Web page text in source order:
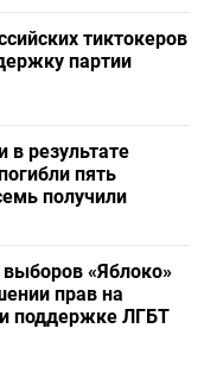
тиктокеров
партии
в результате
пять
получили
выборов «Яблоко»
прав на
поддержке ЛГБТ